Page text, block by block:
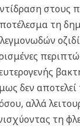
στους
τη
δεν
αλλά
τη